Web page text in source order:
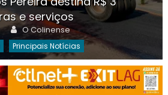
e serviços
Author
O Colinense
Principais Notícias